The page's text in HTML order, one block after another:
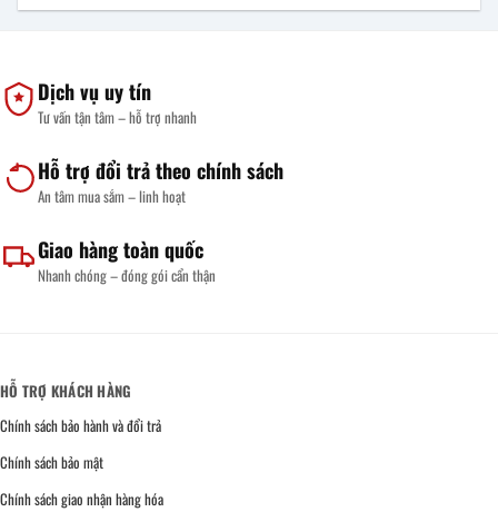
Dịch vụ uy tín
Tư vấn tận tâm – hỗ trợ nhanh
Hỗ trợ đổi trả theo chính sách
An tâm mua sắm – linh hoạt
Giao hàng toàn quốc
Nhanh chóng – đóng gói cẩn thận
HỖ TRỢ KHÁCH HÀNG
Chính sách bảo hành và đổi trả
Chính sách bảo mật
Chính sách giao nhận hàng hóa